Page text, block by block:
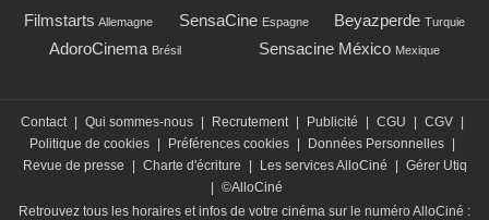
Filmstarts Allemagne SensaCine Espagne Beyazperde Turquie
AdoroCinema Brésil Sensacine México Mexique
Contact | Qui sommes-nous | Recrutement | Publicité | CGU | CGV |
Politique de cookies | Préférences cookies | Données Personnelles |
Revue de presse
| Charte d'écriture | Les services AlloCiné | Gérer Utiq
| ©AlloCiné
Retrouvez tous les horaires et infos de votre cinéma sur le numéro AlloCiné :